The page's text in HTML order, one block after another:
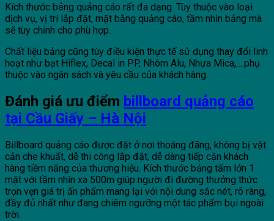
Kích thước bảng quảng cáo rất đa dạng. Tùy thuộc vào loại
dịch vụ, vị trí lắp đặt, mặt bằng quảng cáo, tầm nhìn bảng mà
sẽ tùy chỉnh cho phù hợp.
Chất liệu bảng cũng tùy điều kiện thực tế sử dụng thay đổi linh
hoạt như bạt Hiflex, Decal in PP, Nhôm Alu, Nhựa Mica,….phụ
thuộc vào ngân sách và yêu cầu của khách hàng.
Đánh giá ưu điểm billboard quảng cáo
tại Cầu Giấy – Hà Nội
Billboard quảng cáo được đặt ở nơi thoáng đãng, không bị vật
cản che khuất, dễ thi công lắp đặt, dễ dàng tiếp cận khách
hàng tiềm năng của thương hiệu. Kích thước bảng tấm lớn 1
mặt với tầm nhìn xa 500m giúp người đi đường thưởng thức
trọn vẹn giá trị ấn phẩm mang lại với nội dung sắc nét, rõ ràng,
đầy đủ nhất như đang chiêm ngưỡng một tác phẩm bụi ngoài
trời.